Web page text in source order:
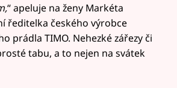
“ apeluje na ženy Markéta
ředitelka českého výrobce
prádla TIMO. Nehezké zářezy či
tabu, a to nejen na svátek